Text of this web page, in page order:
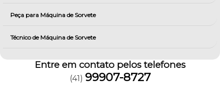
Peça para Máquina de Sorvete
Técnico de Máquina de Sorvete
Entre em contato pelos telefones
(41) 99907-8727